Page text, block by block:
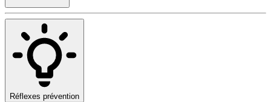
Réflexes prévention